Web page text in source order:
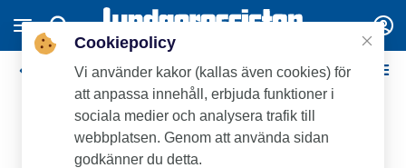
Kompletta takduschar 160 c/c
Cookiepolicy
Vi använder kakor (kallas även cookies) för
att anpassa innehåll, erbjuda funktioner i
sociala medier och analysera trafik till
webbplatsen. Genom att använda sidan
godkänner du detta.